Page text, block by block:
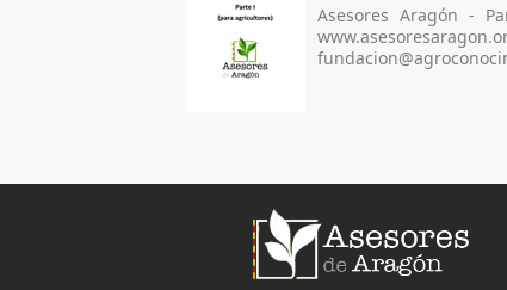
Asesores Aragón - Parte I
www.asesoresaragon.org www.asesoresaragon.com